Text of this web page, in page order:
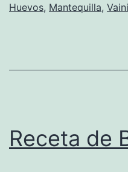
Huevos, Mantequilla,
Receta de